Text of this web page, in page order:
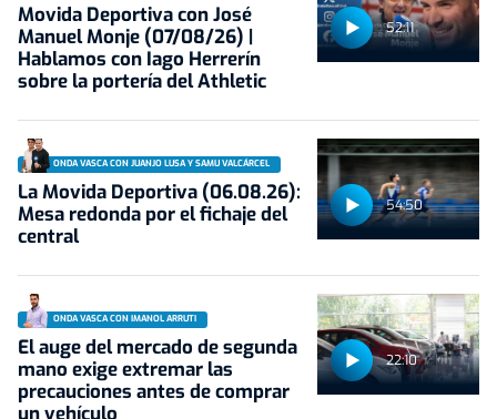
52:11
Movida Deportiva con José
Manuel Monje (07/08/26) |
Hablamos con Iago Herrerín
sobre la portería del Athletic
54:50
ONDA VASCA CON JUANJO LUSA Y SAMU VALCÁRCEL
La Movida Deportiva (06.08.26):
Mesa redonda por el fichaje del
central
22:10
ONDA VASCA CON IMANOL ARRUTI
El auge del mercado de segunda
mano exige extremar las
precauciones antes de comprar